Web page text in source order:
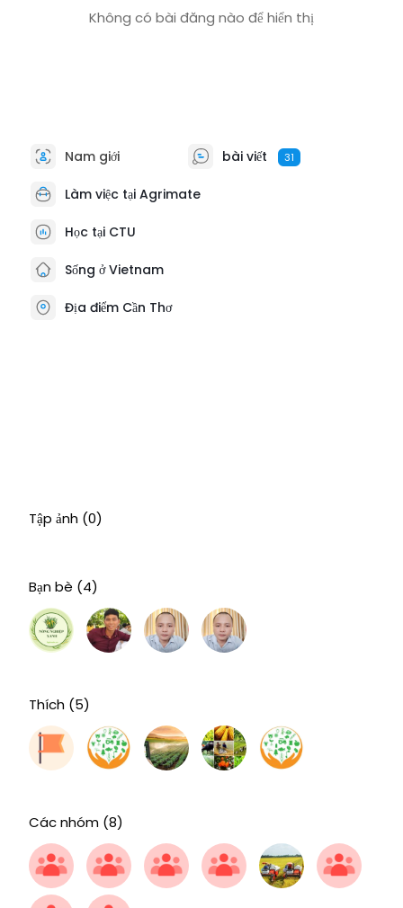
Không có bài đăng nào để hiển thị
Nam giới bài viết 31
Làm việc tại Agrimate
Học tại CTU
Sống ở Vietnam
Địa điểm Cần Thơ
Tập ảnh (0)
Bạn bè (4)
Thích (5)
Các nhóm (8)